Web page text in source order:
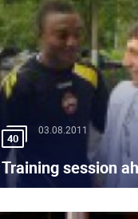
40
03.08.2011
Training session